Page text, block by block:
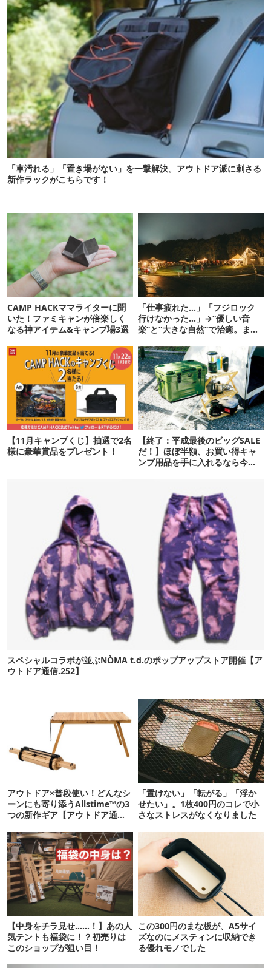
「車汚れる」「置き場がない」を一撃解決。アウトドア派に刺さる
新作ラックがこちらです！
CAMP HACKママライターに聞
いた！ファミキャンが倍楽しく
なる神アイテム&キャンプ場3選
「仕事疲れた…」「フジロック
行けなかった…」→“優しい音
楽”と“大きな自然”で治癒。まだ
【11月キャンプくじ】抽選で2名
様に豪華賞品をプレゼント！
【終了：平成最後のビッグSALE
だ！】ほぼ半額、お買い得キャ
ンプ用品を手に入れるなら今が
スペシャルコラボが並ぶNÒMA t.d.のポップアップストア開催【ア
ウトドア通信.252】
アウトドア×普段使い！どんなシ
ーンにも寄り添うAllstime™の3
つの新作ギア【アウトドア通
「置けない」「転がる」「浮か
せたい」。1枚400円のコレで小
さなストレスがなくなりました
【中身をチラ見せ……！】あの人
気テントも福袋に！？初売りは
このショップが狙い目！
この300円のまな板が、A5サイ
ズなのにメスティンに収納でき
る優れモノでした